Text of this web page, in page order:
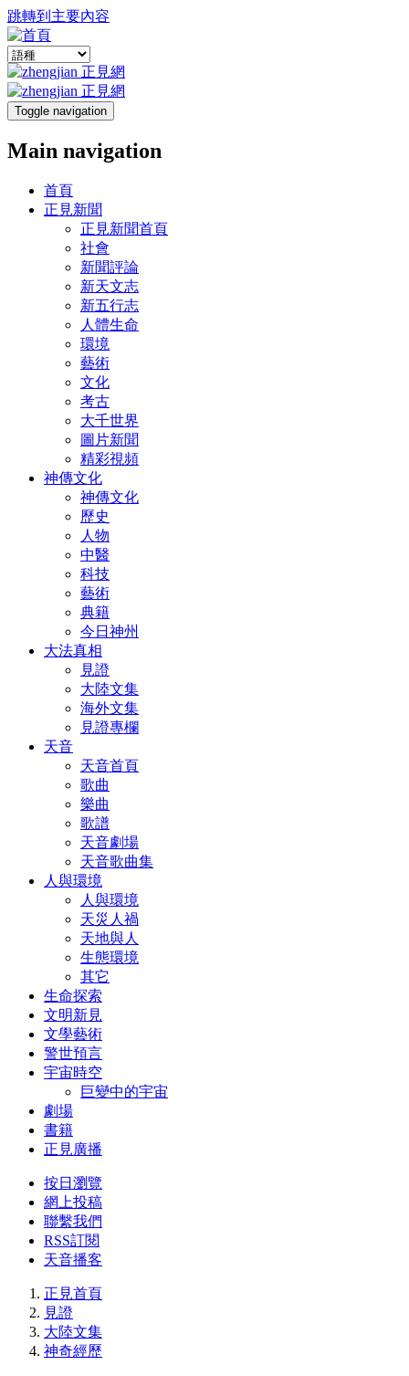
跳轉到主要內容
Toggle navigation
Main navigation
首頁
正見新聞
正見新聞首頁
社會
新聞評論
新天文志
新五行志
人體生命
環境
藝術
文化
考古
大千世界
圖片新聞
精彩視頻
神傳文化
神傳文化
歷史
人物
中醫
科技
藝術
典籍
今日神州
大法真相
見證
大陸文集
海外文集
見證專欄
天音
天音首頁
歌曲
樂曲
歌譜
天音劇場
天音歌曲集
人與環境
人與環境
天災人禍
天地與人
生態環境
其它
生命探索
文明新見
文學藝術
警世預言
宇宙時空
巨變中的宇宙
劇場
書籍
正見廣播
按日瀏覽
網上投稿
聯繫我們
RSS訂閱
天音播客
正見首頁
見證
大陸文集
神奇經歷